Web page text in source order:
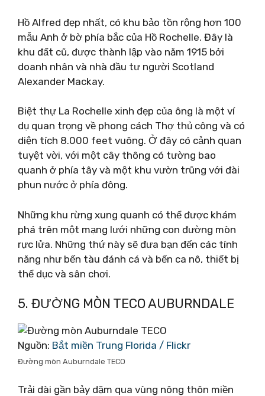
Hồ Alfred đẹp nhất, có khu bảo tồn rộng hơn 100
mẫu Anh ở bờ phía bắc của Hồ Rochelle. Đây là
khu đất cũ, được thành lập vào năm 1915 bởi
doanh nhân và nhà đầu tư người Scotland
Alexander Mackay.
Biệt thự La Rochelle xinh đẹp của ông là một ví
dụ quan trọng về phong cách Thợ thủ công và có
diện tích 8.000 feet vuông. Ở đây có cảnh quan
tuyệt vời, với một cây thông có tường bao
quanh ở phía tây và một khu vườn trũng với đài
phun nước ở phía đông.
Những khu rừng xung quanh có thể được khám
phá trên một mạng lưới những con đường mòn
rực lửa. Những thứ này sẽ đưa bạn đến các tính
năng như bến tàu đánh cá và bến ca nô, thiết bị
thể dục và sân chơi.
5. ĐƯỜNG MÒN TECO AUBURNDALE
Nguồn: Bắt miền Trung Florida / Flickr
Đường mòn Auburndale TECO
Trải dài gần bảy dặm qua vùng nông thôn miền